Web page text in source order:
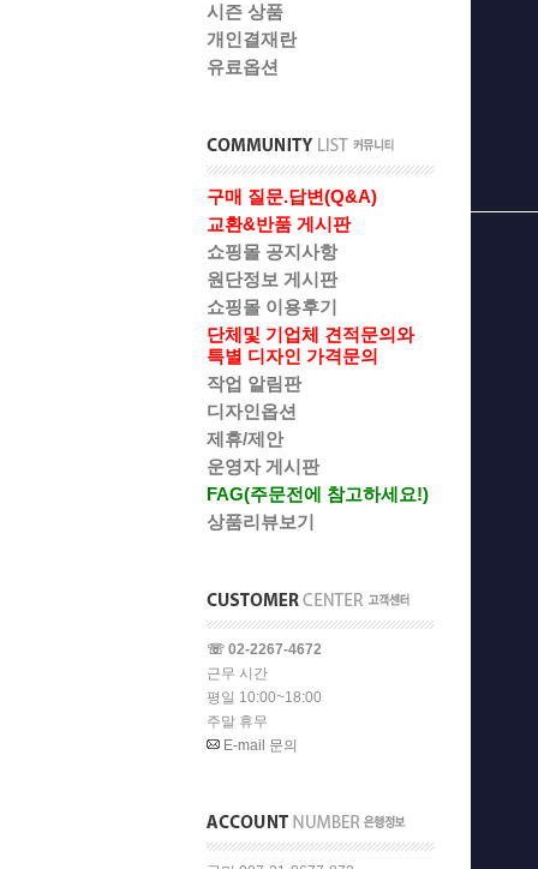
시즌 상품
개인결재란
유료옵션
구매 질문.답변(Q&A)
교환&반품 게시판
쇼핑몰 공지사항
원단정보 게시판
쇼핑몰 이용후기
단체및 기업체 견적문의와
특별 디자인 가격문의
작업 알림판
디자인옵션
제휴/제안
운영자 게시판
FAG(주문전에 참고하세요!)
상품리뷰보기
☏ 02-2267-4672
근무 시간
평일 10:00~18:00
주말 휴무
E-mail 문의